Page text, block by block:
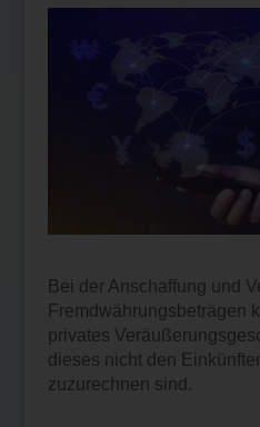
Bei der Anschaffung und
Fremdwährungsbeträgen
privates
dieses nicht den
zuzurechnen sind.